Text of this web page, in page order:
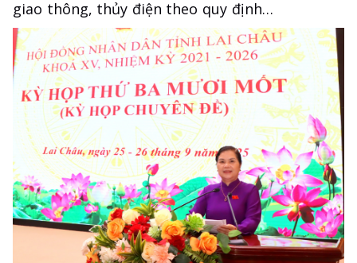
giao thông, thủy điện theo quy định…